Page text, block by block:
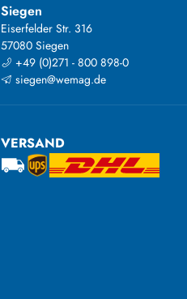
Siegen
Eiserfelder Str. 316
57080 Siegen
+49 (0)271 - 800 898-0
siegen@wemag.de
VERSAND